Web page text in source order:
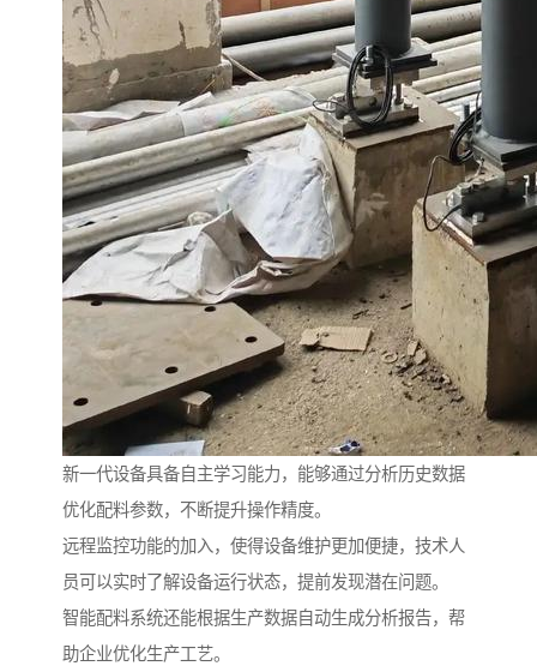
新一代设备具备自主学习能力，能够通过分析历史数据
优化配料参数，不断提升操作精度。
远程监控功能的加入，使得设备维护更加便捷，技术人
员可以实时了解设备运行状态，提前发现潜在问题。
智能配料系统还能根据生产数据自动生成分析报告，帮
助企业优化生产工艺。